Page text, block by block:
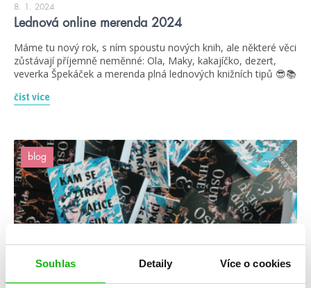
Souhlas Detaily Více o cookies
8. 1. 2024
Lednová online merenda 2024
Máme tu nový rok, s ním spoustu nových knih, ale některé věci
zůstávají příjemně neměnné: Ola, Maky, kakajíčko, dezert,
veverka Špekáček a merenda plná lednových knižních tipů 😎📚
číst více
blog